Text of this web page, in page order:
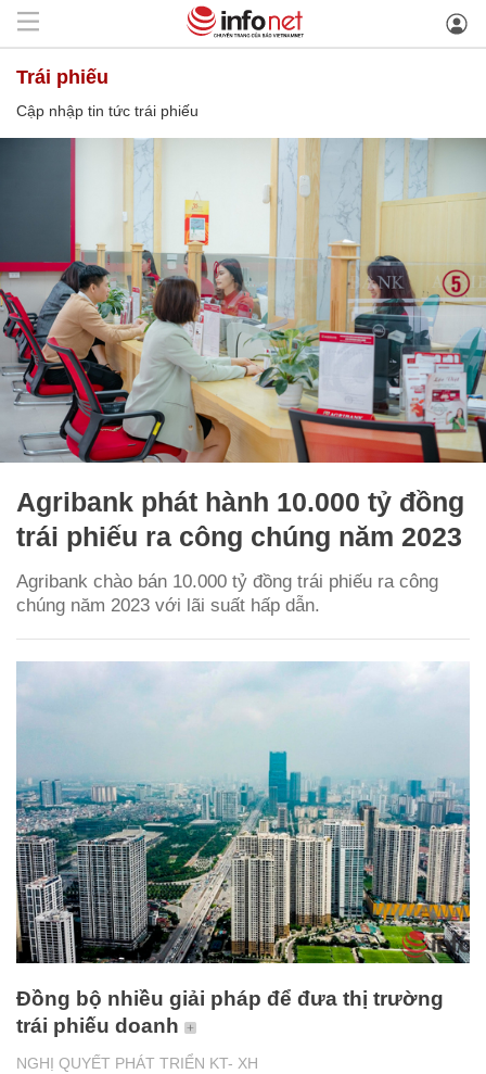
trái phiếu
Cập nhập tin tức trái phiếu
Agribank phát hành 10.000 tỷ đồng
trái phiếu ra công chúng năm 2023
Agribank chào bán 10.000 tỷ đồng trái phiếu ra công
chúng năm 2023 với lãi suất hấp dẫn.
NGHỊ QUYẾT PHÁT TRIỂN KT- XH
Đồng bộ nhiều giải pháp để đưa thị trường
trái phiếu doanh